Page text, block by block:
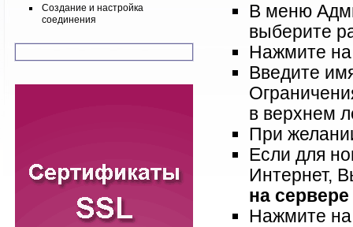
Создание и настройка
соединения
В меню
выберите
Нажмите
Введите
в верхнем
При
Если для
Интернет,
на
Нажмите